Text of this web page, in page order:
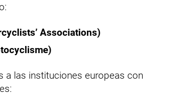
Associations)
a las instituciones europeas con